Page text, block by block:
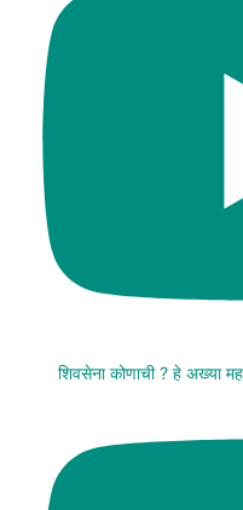
शिवसेना कोणाची ? हे अख्या